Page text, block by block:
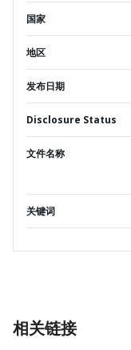
国家
地区
发布日期
Disclosure Status
文件名称
关键词
相关链接